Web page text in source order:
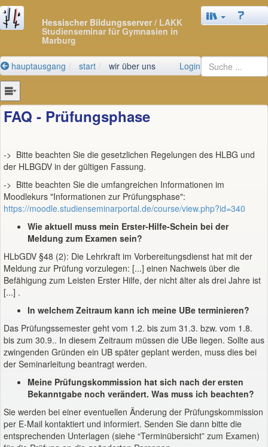
Hessischer Bildungsserver/ LAKK
Studienseminar für Gymnasien in
Marburg
hauptausgang start wir über uns Login
FAQ - Prüfungsphase
-> Bitte beachten Sie die gesetzlichen Regelungen des HLBG und
der HLBGDV in der gültigen Fassung.
-> Bitte beachten Sie die umfangreichen Informationen im
Moodlekurs "Informationen zur Prüfungsphase":
https://moodle.studienseminarportal.de/course/view.php?id=340
Wie aktuell muss mein Erster-Hilfe-Schein bei der
Meldung zum Examen sein?
HLbGDV §48 (2): Die Lehrkraft im Vorbereitungsdienst hat mit der
Meldung zur Prüfung vorzulegen: [...] einen Nachweis über die
Befähigung zum Leisten Erster Hilfe, der nicht älter als drei Jahre ist
[...] .
In welchem Zeitraum kann ich meine UBe terminieren?
Das Prüfungssemester geht vom 1.2. bis zum 31.3. bzw. vom 1.8.
bis zum 30.9.. In diesem Zeitraum müssen die UBe liegen. Sollte aus
zwingenden Gründen ein UB später geplant werden, muss dies bei
der Seminarleitung beantragt werden.
Meine Prüfungskommission hat sich nach der ersten
Bekanntgabe noch verändert. Was muss ich beachten?
Sie werden bei einer eventuellen Änderung der Prüfungskommission
per E-Mail kontaktiert und informiert. Senden Sie dann bitte die
entsprechenden Unterlagen (siehe “Terminübersicht” zum Examen)